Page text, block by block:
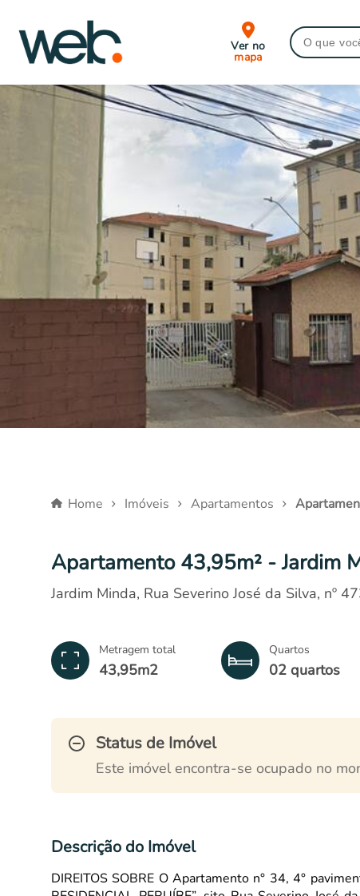
Ver no
mapa
Home Imóveis Apartamentos
Apartamento 43,95m² - Jardim
Jardim Minda, Rua Severino José da Silva, nº
Metragem total
43,95m2
Quartos
02 quartos
Status de Imóvel
Este imóvel encontra-se ocupado no
Descrição do Imóvel
DIREITOS SOBRE O Apartamento n° 34, 4°